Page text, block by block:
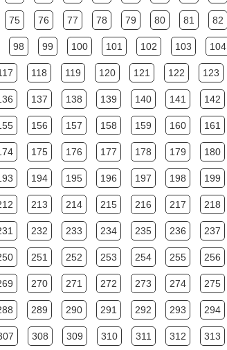
75 76 77 78 79 80 81 82
98 99 100 101 102 103 104
118 119 120 121 122 123
137 138 139 140 141 142
156 157 158 159 160 161
175 176 177 178 179 180
194 195 196 197 198 199
213 214 215 216 217 218
232 233 234 235 236 237
251 252 253 254 255 256
270 271 272 273 274 275
289 290 291 292 293 294
308 309 310 311 312 313